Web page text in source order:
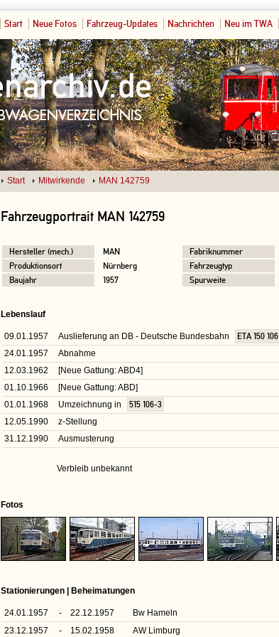
Start Neue Fotos Fahrzeug-Updates Nachrichten Neu im TWA
Start Mitwirkende MAN 142759
Fahrzeugportrait MAN 142759
Hersteller (mech.) MAN Fabriknummer
Produktionsort
Nürnberg Fahrzeugtyp
Baujahr
1957 Spurweite
Lebenslauf
09.01.1957 Auslieferung an DB - Deutsche Bundesbahn
ETA 150 106
24.01.1957
Abnahme
12.03.1962
[Neue Gattung: ABD4]
01.10.1966
[Neue Gattung: ABD]
01.01.1968
Umzeichnung in
515 106-3
12.05.1990
z-Stellung
31.12.1990
Ausmusterung
Verbleib unbekannt
Fotos
Stationierungen | Beheimatungen
24.01.1957 - 22.12.1957
Bw Hameln
23.12.1957
- 15.02.1958 AW Limburg